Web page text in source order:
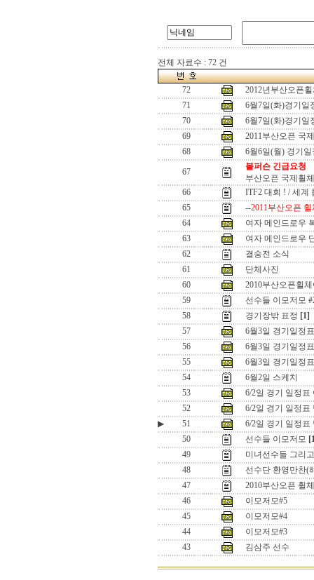
전체 자료수 : 72 건
72
2012년부산오픈
71
6월7일(화)경기일
70
6월7일(화)경기일
69
2011부산오픈 국
68
6월6일(월) 경기일
67
볼퍼슨 긴급요청
부산오픈 국제휠
66
ITF2 대회 ! / 세계
65
--2011부산오픈
64
여자 메인드로우
63
여자 메인드로우
62
결숭전 소식
61
단체사진
60
2010부산오픈휠
59
선수들 이모저모
58
경기장밖 표정 [1]
57
6월3일 경기일정
56
6월3일 경기일정
55
6월3일 경기일정
54
6월2일 스케치
53
6/2일 경기 일정표
52
6/2일 경기 일정표
▶
51
6/2일 경기 일정표
50
선수들 이모저모
49
미녀선수들 그리
48
선수단 환영만찬(
47
2010부산오픈 휠
46
이모저모#5
45
이모저모#4
44
이모저모#3
43
김삼주 선수